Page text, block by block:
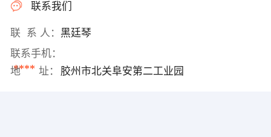
联系我们
联 系 人： 黑廷琴
联系手机：
****
地 址： 胶州市北关阜安第二工业园